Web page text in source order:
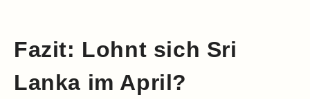
Fazit: Lohnt sich Sri
Lanka im April?